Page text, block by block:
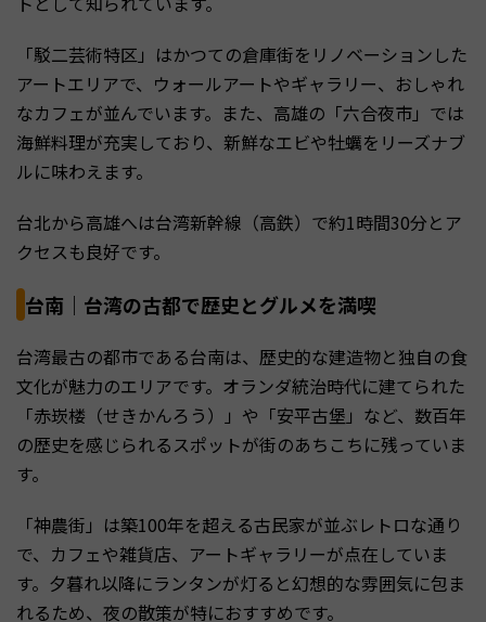
「駁二芸術特区」はかつての倉庫街をリノベーションした
アートエリアで、ウォールアートやギャラリー、おしゃれ
なカフェが並んでいます。また、高雄の「六合夜市」では
海鮮料理が充実しており、新鮮なエビや牡蠣をリーズナブ
ルに味わえます。
台北から高雄へは台湾新幹線（高鉄）で約1時間30分とア
クセスも良好です。
台南｜台湾の古都で歴史とグルメを満喫
台湾最古の都市である台南は、歴史的な建造物と独自の食
文化が魅力のエリアです。オランダ統治時代に建てられた
「赤崁楼（せきかんろう）」や「安平古堡」など、数百年
の歴史を感じられるスポットが街のあちこちに残っていま
す。
「神農街」は築100年を超える古民家が並ぶレトロな通り
で、カフェや雑貨店、アートギャラリーが点在していま
す。夕暮れ以降にランタンが灯ると幻想的な雰囲気に包ま
れるため、夜の散策が特におすすめです。